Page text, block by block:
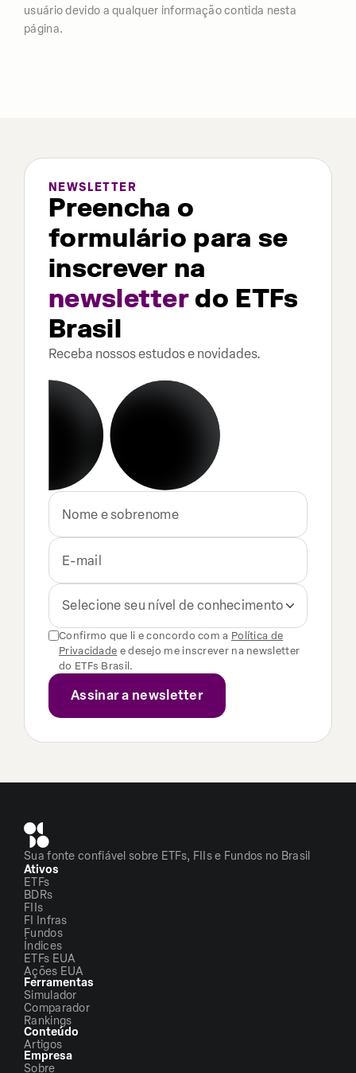
usuário devido a qualquer informação contida nesta
página.
NEWSLETTER
Preencha o
formulário para se
inscrever na
newsletterdo ETFs
Brasil
Receba nossos estudos e novidades.
Selecione seu nível de conhecimento
Confirmo que li e concordo com a Política de
Privacidade e desejo me inscrever na newsletter
do ETFs Brasil.
Sua fonte confiável sobre ETFs, FIIs e Fundos no Brasil
Ativos
ETFs
BDRs
FIIs
FI Infras
Fundos
Índices
ETFs EUA
Ações EUA
Ferramentas
Simulador
Comparador
Rankings
Conteúdo
Artigos
Empresa
Sobre